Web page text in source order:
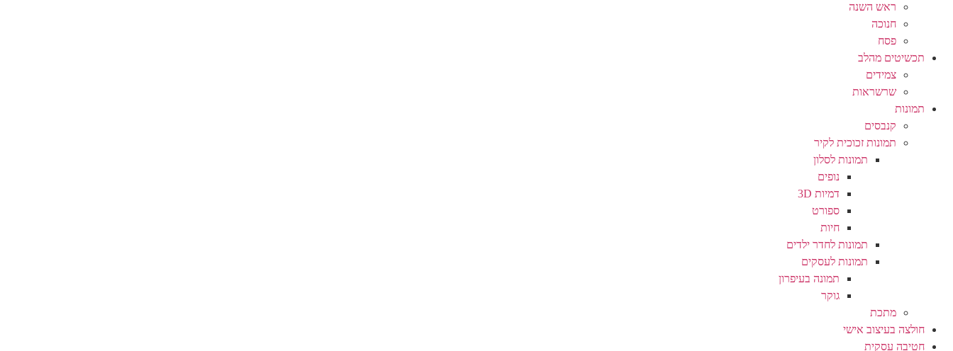
ראש השנה
חנוכה
פסח
תכשיטים מהלב
צמידים
שרשראות
תמונות
קנבסים
תמונות זכוכית לקיר
תמונות לסלון
נופים
דמיות 3D
ספורט
חיות
תמונות לחדר ילדים
תמונות לעסקים
תמונה בעיפרון
גוקר
מתכת
חולצה בעיצוב אישי
חטיבה עסקית